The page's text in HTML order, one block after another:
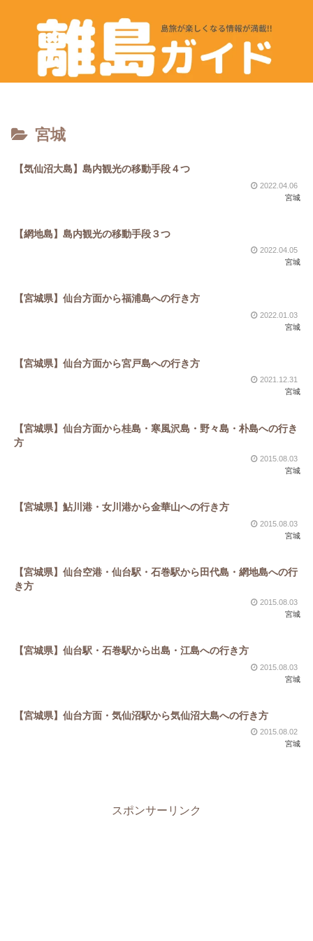
宮城
【気仙沼大島】島内観光の移動手段４つ
2022.04.06
宮城
【網地島】島内観光の移動手段３つ
2022.04.05
宮城
【宮城県】仙台方面から福浦島への行き方
2022.01.03
宮城
【宮城県】仙台方面から宮戸島への行き方
2021.12.31
宮城
【宮城県】仙台方面から桂島・寒風沢島・野々島・朴島への行き
方
2015.08.03
宮城
【宮城県】鮎川港・女川港から金華山への行き方
2015.08.03
宮城
【宮城県】仙台空港・仙台駅・石巻駅から田代島・網地島への行
き方
2015.08.03
宮城
【宮城県】仙台駅・石巻駅から出島・江島への行き方
2015.08.03
宮城
【宮城県】仙台方面・気仙沼駅から気仙沼大島への行き方
2015.08.02
宮城
スポンサーリンク